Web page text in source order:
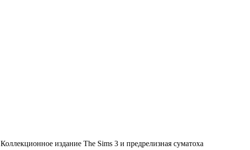
Коллекционное издание The Sims 3 и предрелизная суматоха